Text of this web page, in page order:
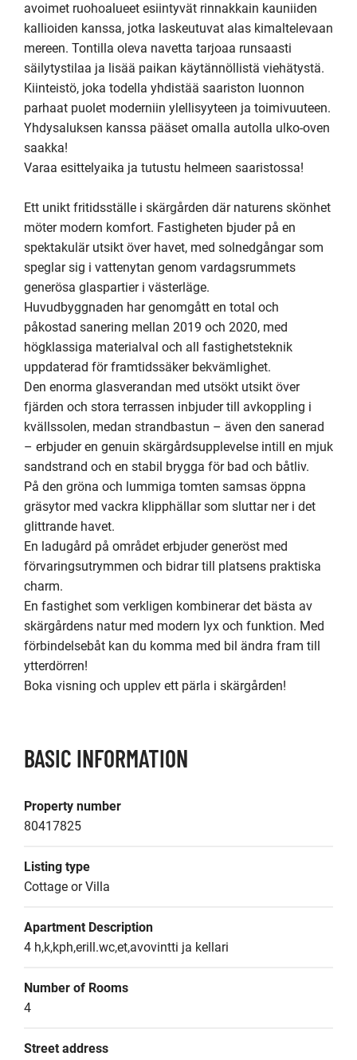
avoimet ruohoalueet esiintyvät rinnakkain kauniiden
kallioiden kanssa, jotka laskeutuvat alas kimaltelevaan
mereen. Tontilla oleva navetta tarjoaa runsaasti
säilytystilaa ja lisää paikan käytännöllistä viehätystä.
Kiinteistö, joka todella yhdistää saariston luonnon
parhaat puolet moderniin ylellisyyteen ja toimivuuteen.
Yhdysaluksen kanssa pääset omalla autolla ulko-oven
saakka!
Varaa esittelyaika ja tutustu helmeen saaristossa!
Ett unikt fritidsställe i skärgården där naturens skönhet
möter modern komfort. Fastigheten bjuder på en
spektakulär utsikt över havet, med solnedgångar som
speglar sig i vattenytan genom vardagsrummets
generösa glaspartier i västerläge.
Huvudbyggnaden har genomgått en total och
påkostad sanering mellan 2019 och 2020, med
högklassiga materialval och all fastighetsteknik
uppdaterad för framtidssäker bekvämlighet.
Den enorma glasverandan med utsökt utsikt över
fjärden och stora terrassen inbjuder till avkoppling i
kvällssolen, medan strandbastun – även den sanerad
– erbjuder en genuin skärgårdsupplevelse intill en mjuk
sandstrand och en stabil brygga för bad och båtliv.
På den gröna och lummiga tomten samsas öppna
gräsytor med vackra klipphällar som sluttar ner i det
glittrande havet.
En ladugård på området erbjuder generöst med
förvaringsutrymmen och bidrar till platsens praktiska
charm.
En fastighet som verkligen kombinerar det bästa av
skärgårdens natur med modern lyx och funktion. Med
förbindelsebåt kan du komma med bil ändra fram till
ytterdörren!
Boka visning och upplev ett pärla i skärgården!
BASIC INFORMATION
Property number
80417825
Listing type
Cottage or Villa
Apartment Description
4 h,k,kph,erill.wc,et,avovintti ja kellari
Number of Rooms
4
Street address